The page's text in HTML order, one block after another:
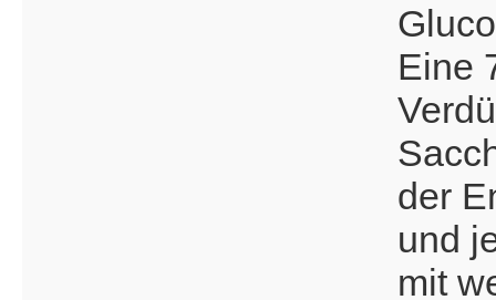
Eine
der
und
mit